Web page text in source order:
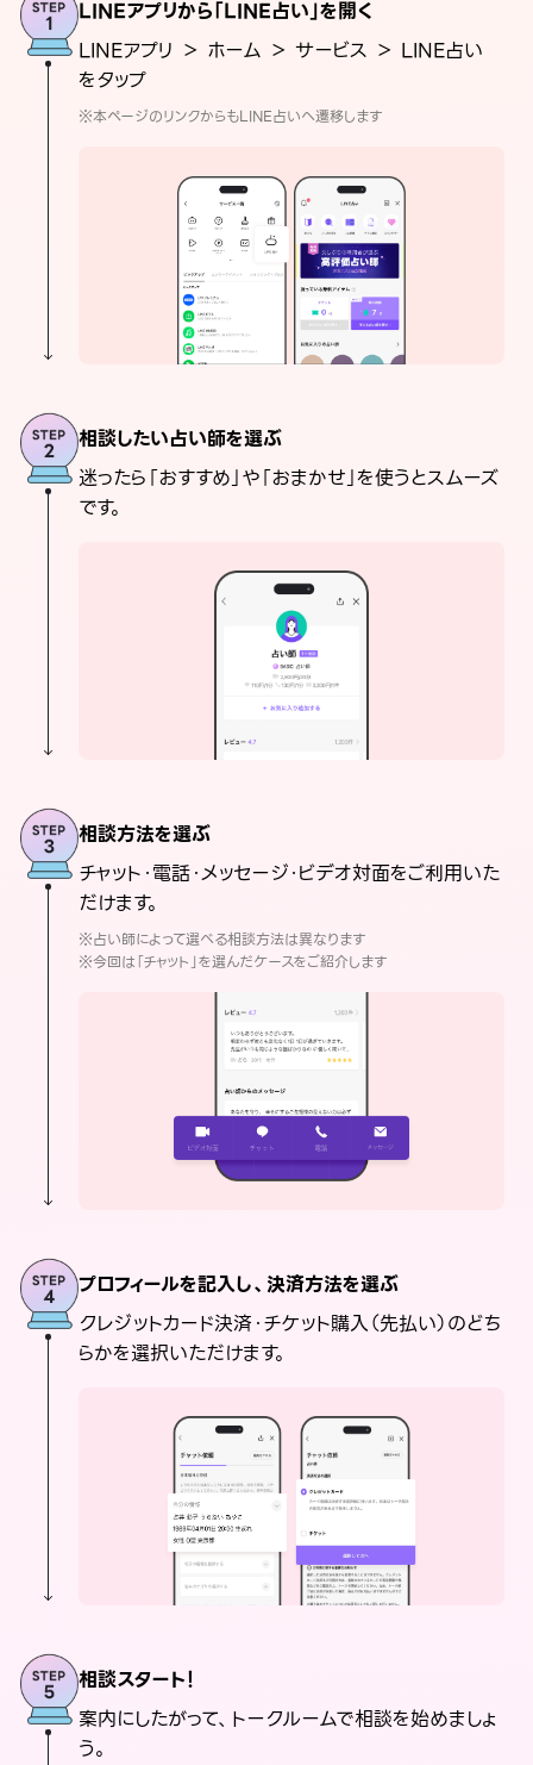
LINEアプリから「LINE占い」を開く
LINEアプリ ＞ ホーム ＞ サービス ＞ LINE占い
をタップ
※本ページのリンクからもLINE占いへ遷移します
相談したい占い師を選ぶ
迷ったら「おすすめ」や「おまかせ」を使うとスムーズ
です。
相談方法を選ぶ
チャット・電話・メッセージ・ビデオ対面をご利用いた
だけます。
※占い師によって選べる相談方法は異なります
※今回は「チャット」を選んだケースをご紹介します
プロフィールを記入し、決済方法を選ぶ
クレジットカード決済・チケット購入（先払い）のどち
らかを選択いただけます。
相談スタート！
案内にしたがって、トークルームで相談を始めましょ
う。